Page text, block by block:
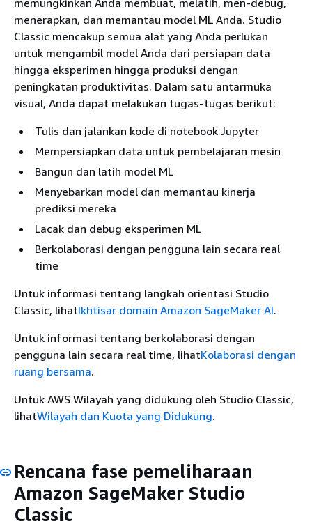
memungkinkan Anda membuat, melatih, men-debug,
menerapkan, dan memantau model ML Anda. Studio
Classic mencakup semua alat yang Anda perlukan
untuk mengambil model Anda dari persiapan data
hingga eksperimen hingga produksi dengan
peningkatan produktivitas. Dalam satu antarmuka
visual, Anda dapat melakukan tugas-tugas berikut:
Tulis dan jalankan kode di notebook Jupyter
Mempersiapkan data untuk pembelajaran mesin
Bangun dan latih model ML
Menyebarkan model dan memantau kinerja
prediksi mereka
Lacak dan debug eksperimen ML
Berkolaborasi dengan pengguna lain secara real
time
Untuk informasi tentang langkah orientasi Studio
Classic, lihatIkhtisar domain Amazon SageMaker AI.
Untuk informasi tentang berkolaborasi dengan
pengguna lain secara real time, lihatKolaborasi dengan
ruang bersama.
Untuk AWS Wilayah yang didukung oleh Studio Classic,
lihatWilayah dan Kuota yang Didukung.
Rencana fase pemeliharaan
Amazon SageMaker Studio
Classic